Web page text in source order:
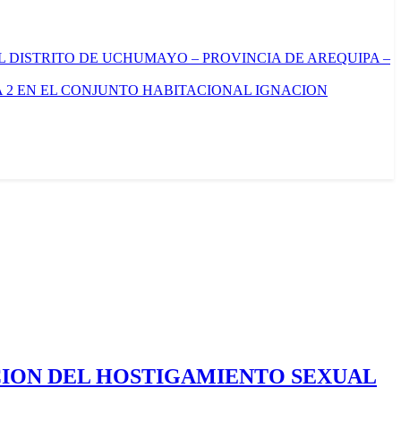
DISTRITO DE UCHUMAYO – PROVINCIA DE AREQUIPA –
EN EL CONJUNTO HABITACIONAL IGNACION
DEL HOSTIGAMIENTO SEXUAL